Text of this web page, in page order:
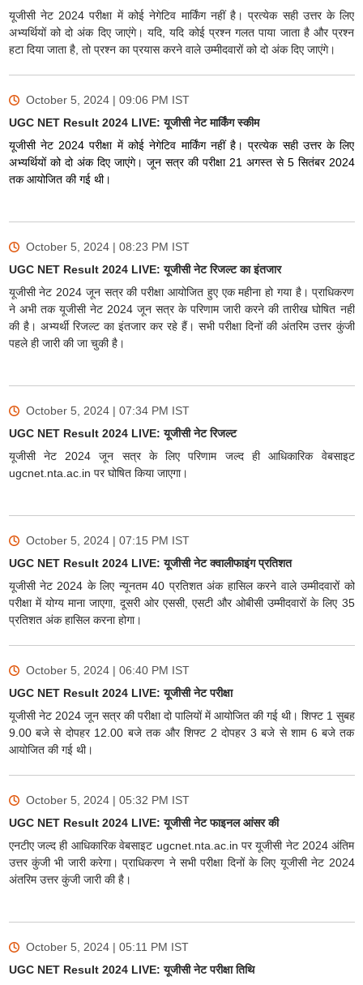
यूजीसी नेट 2024 परीक्षा में कोई नेगेटिव मार्किंग नहीं है। प्रत्येक सही उत्तर के लिए
अभ्यर्थियों को दो अंक दिए जाएंगे। यदि, यदि कोई प्रश्न गलत पाया जाता है और प्रश्न
हटा दिया जाता है, तो प्रश्न का प्रयास करने वाले उम्मीदवारों को दो अंक दिए जाएंगे।
October 5, 2024 | 09:06 PM IST
UGC NET Result 2024 LIVE: यूजीसी नेट मार्किंग स्कीम
यूजीसी नेट 2024 परीक्षा में कोई नेगेटिव मार्किंग नहीं है। प्रत्येक सही उत्तर के लिए
अभ्यर्थियों को दो अंक दिए जाएंगे। जून सत्र की परीक्षा 21 अगस्त से 5 सितंबर 2024
तक आयोजित की गई थी।
October 5, 2024 | 08:23 PM IST
UGC NET Result 2024 LIVE: यूजीसी नेट रिजल्ट का इंतजार
यूजीसी नेट 2024 जून सत्र की परीक्षा आयोजित हुए एक महीना हो गया है। प्राधिकरण
ने अभी तक यूजीसी नेट 2024 जून सत्र के परिणाम जारी करने की तारीख घोषित नहीं
की है। अभ्यर्थी रिजल्ट का इंतजार कर रहे हैं। सभी परीक्षा दिनों की अंतरिम उत्तर कुंजी
पहले ही जारी की जा चुकी है।
October 5, 2024 | 07:34 PM IST
UGC NET Result 2024 LIVE: यूजीसी नेट रिजल्ट
यूजीसी नेट 2024 जून सत्र के लिए परिणाम जल्द ही आधिकारिक वेबसाइट
ugcnet.nta.ac.in पर घोषित किया जाएगा।
October 5, 2024 | 07:15 PM IST
UGC NET Result 2024 LIVE: यूजीसी नेट क्वालीफाइंग प्रतिशत
यूजीसी नेट 2024 के लिए न्यूनतम 40 प्रतिशत अंक हासिल करने वाले उम्मीदवारों को
परीक्षा में योग्य माना जाएगा, दूसरी ओर एससी, एसटी और ओबीसी उम्मीदवारों के लिए 35
प्रतिशत अंक हासिल करना होगा।
October 5, 2024 | 06:40 PM IST
UGC NET Result 2024 LIVE: यूजीसी नेट परीक्षा
यूजीसी नेट 2024 जून सत्र की परीक्षा दो पालियों में आयोजित की गई थी। शिफ्ट 1 सुबह
9.00 बजे से दोपहर 12.00 बजे तक और शिफ्ट 2 दोपहर 3 बजे से शाम 6 बजे तक
आयोजित की गई थी।
October 5, 2024 | 05:32 PM IST
UGC NET Result 2024 LIVE: यूजीसी नेट फाइनल आंसर की
एनटीए जल्द ही आधिकारिक वेबसाइट ugcnet.nta.ac.in पर यूजीसी नेट 2024 अंतिम
उत्तर कुंजी भी जारी करेगा। प्राधिकरण ने सभी परीक्षा दिनों के लिए यूजीसी नेट 2024
अंतरिम उत्तर कुंजी जारी की है।
October 5, 2024 | 05:11 PM IST
UGC NET Result 2024 LIVE: यूजीसी नेट परीक्षा तिथि